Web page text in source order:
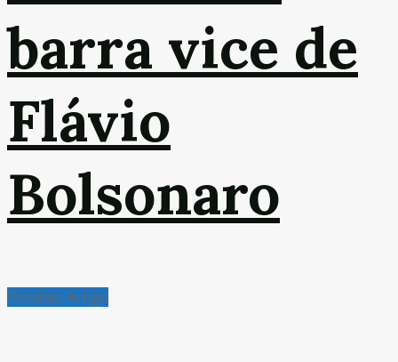
barra vice de
Flávio
Bolsonaro
Próximo Artigo